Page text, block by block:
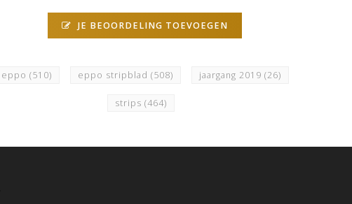
JE BEOORDELING TOEVOEGEN
eppo (510) eppo stripblad (508) jaargang 2019 (26)
strips(464)